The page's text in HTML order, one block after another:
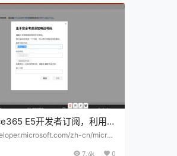
E5开发者订阅，利用
API无限续期
zh-cn/micros
员订阅借助沙盒订阅，你可以做自
7.4k 0